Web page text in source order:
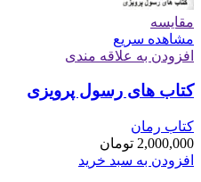
مقایسه
مشاهده سریع
افزودن به علاقه مندی
کتاب های رسول پرویزی
کتاب رمان
2,000,000 تومان
افزودن به سبد خرید